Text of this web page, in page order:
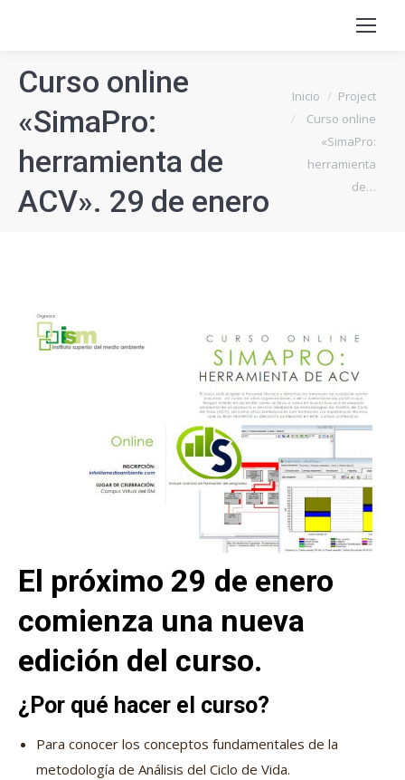
Curso online
«SimaPro:
herramienta de
ACV». 29 de enero
Estás aquí:
Inicio
Project
Curso online
«SimaPro:
herramienta
de…
El próximo 29 de enero
comienza una nueva
edición del curso.
¿Por qué hacer el curso?
Para conocer los conceptos fundamentales de la
metodología de Análisis del Ciclo de Vida.